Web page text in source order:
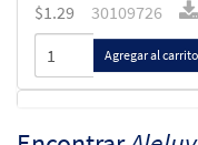
$1.29 30109726
Agregar al carrito